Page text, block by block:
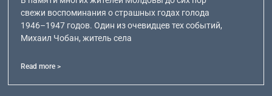
свежи воспоминания о страшных годах голода
1946–1947 годов. Один из очевидцев тех событий,
Михаил Чобан, житель села
Read more >